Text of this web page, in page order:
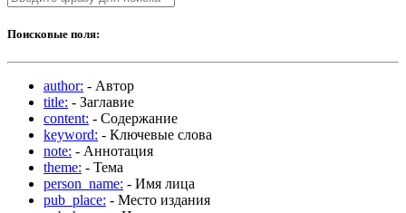
Поисковые поля:
author: - Автор
title: - Заглавие
content: - Содержание
keyword: - Ключевые слова
note: - Аннотация
theme: - Тема
person_name: - Имя лица
pub_place: - Место издания